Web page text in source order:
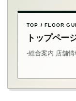
TOP / FLOOR
トップペー
-総合案内 店舗情